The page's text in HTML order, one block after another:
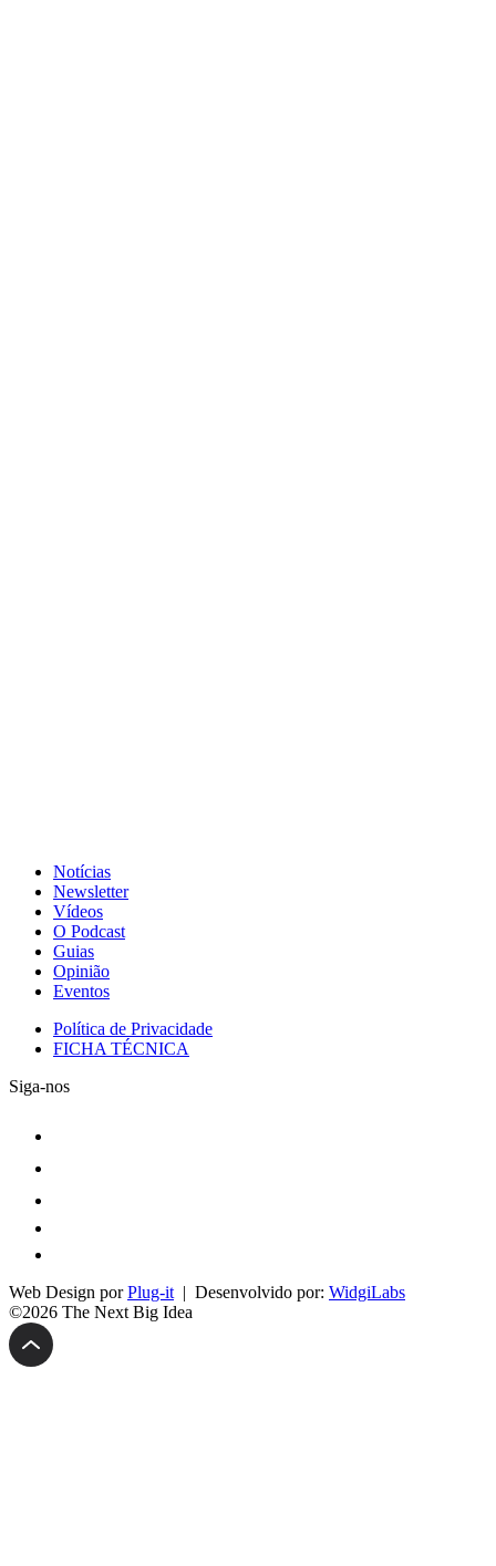
Notícias
Newsletter
Vídeos
O Podcast
Guias
Opinião
Eventos
Política de Privacidade
FICHA TÉCNICA
Siga-nos
Web Design porPlug-it | Desenvolvido por: WidgiLabs
©2026 The Next Big Idea